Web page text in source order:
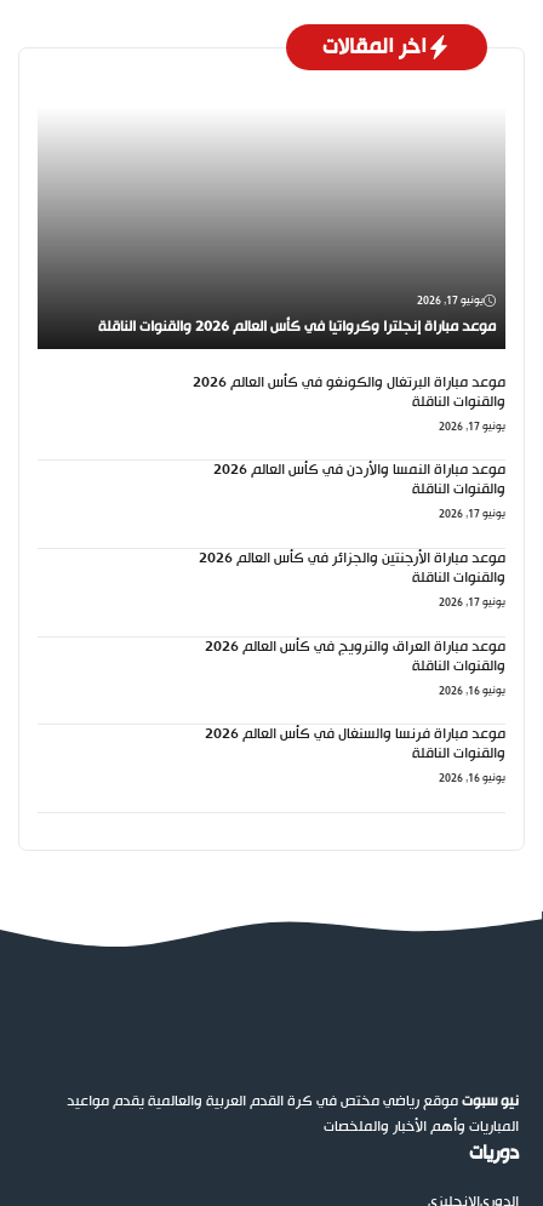
اخر المقالات
يونيو 17, 2026
موعد مباراة إنجلترا وكرواتيا في كأس العالم 2026 والقنوات الناقلة
موعد مباراة البرتغال والكونغو في كأس العالم 2026
والقنوات الناقلة
يونيو 17, 2026
موعد مباراة النمسا والأردن في كأس العالم 2026
والقنوات الناقلة
يونيو 17, 2026
موعد مباراة الأرجنتين والجزائر في كأس العالم 2026
والقنوات الناقلة
يونيو 17, 2026
موعد مباراة العراق والنرويج في كأس العالم 2026
والقنوات الناقلة
يونيو 16, 2026
موعد مباراة فرنسا والسنغال في كأس العالم 2026
والقنوات الناقلة
يونيو 16, 2026
نيو سبوتموقع رياضي مختص في كرة القدم العربية والعالمية يقدم مواعيد
المباريات وأهم الأخبار والملخصات
دوريات